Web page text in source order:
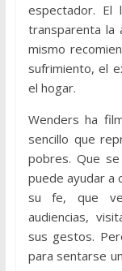
espectador. El
transparenta la
mismo
sufrimiento, el
el hogar.
Wenders ha
sencillo que
pobres. Que
puede ayudar a
su fe, que
audiencias,
sus gestos.
para sentarse